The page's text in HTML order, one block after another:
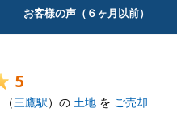
お客様の声（６ヶ月以前）
5
（三鷹駅）の 土地 を ご売却